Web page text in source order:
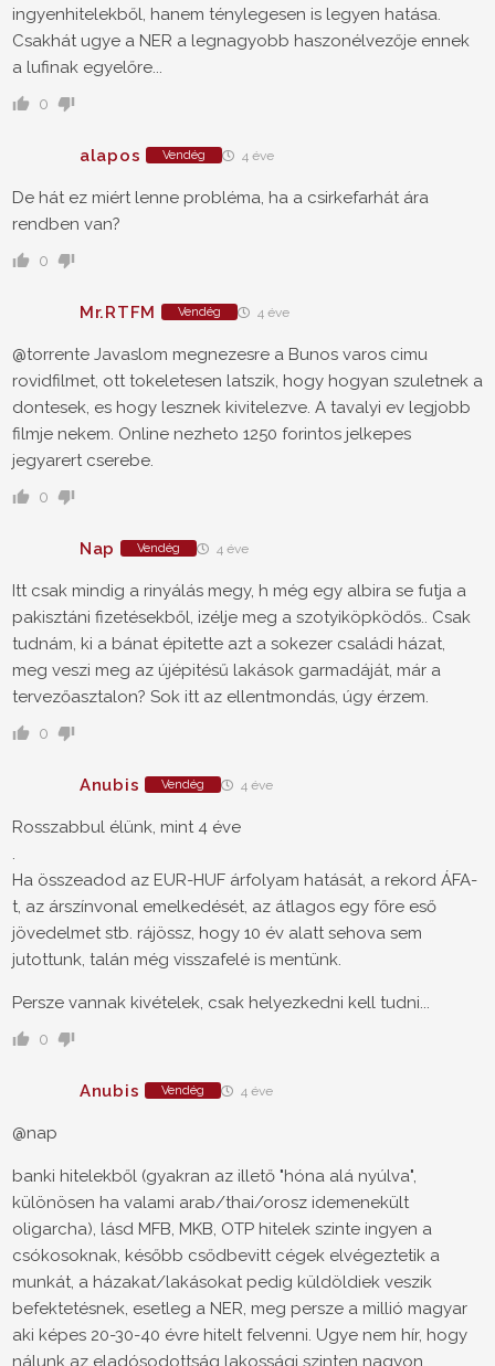
ingyenhitelekből, hanem ténylegesen is legyen hatása.
Csakhát ugye a NER a legnagyobb haszonélvezője ennek
a lufinak egyelőre...
0
alapos Vendég 4 éve
De hát ez miért lenne probléma, ha a csirkefarhát ára
rendben van?
0
Mr.RTFM Vendég 4 éve
@torrente Javaslom megnezesre a Bunos varos cimu
rovidfilmet, ott tokeletesen latszik, hogy hogyan szuletnek a
dontesek, es hogy lesznek kivitelezve. A tavalyi ev legjobb
filmje nekem. Online nezheto 1250 forintos jelkepes
jegyarert cserebe.
0
Nap Vendég 4 éve
Itt csak mindig a rinyálás megy, h még egy albira se futja a
pakisztáni fizetésekből, izélje meg a szotyiköpködős.. Csak
tudnám, ki a bánat épitette azt a sokezer családi házat,
meg veszi meg az újépitésű lakások garmadáját, már a
tervezőasztalon? Sok itt az ellentmondás, úgy érzem.
0
Anubis Vendég 4 éve
Rosszabbul élünk, mint 4 éve
.
Ha összeadod az EUR-HUF árfolyam hatását, a rekord ÁFA-
t, az árszínvonal emelkedését, az átlagos egy főre eső
jövedelmet stb. rájössz, hogy 10 év alatt sehova sem
jutottunk, talán még visszafelé is mentünk.
Persze vannak kivételek, csak helyezkedni kell tudni...
0
Anubis Vendég 4 éve
@nap
banki hitelekből (gyakran az illető "hóna alá nyúlva",
különösen ha valami arab/thai/orosz idemenekült
oligarcha), lásd MFB, MKB, OTP hitelek szinte ingyen a
csókosoknak, később csődbevitt cégek elvégeztetik a
munkát, a házakat/lakásokat pedig küldöldiek veszik
befektetésnek, esetleg a NER, meg persze a millió magyar
aki képes 20-30-40 évre hitelt felvenni. Ugye nem hír, hogy
nálunk az eladósodottság lakossági szinten nagyon